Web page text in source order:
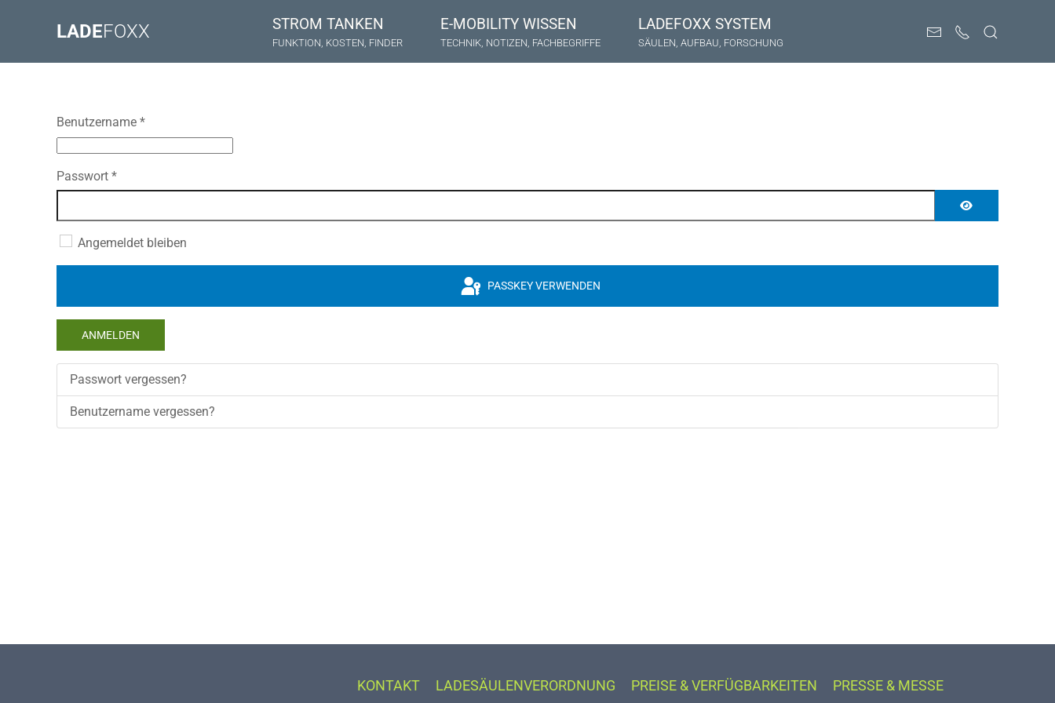
LADEFOXX STROM TANKEN
FUNKTION, KOSTEN, FINDER
E-MOBILITY WISSEN
TECHNIK, NOTIZEN, FACHBEGRIFFE
LADEFOXX SYSTEM
SÄULEN, AUFBAU, FORSCHUNG
Benutzername *
Passwort *
Angemeldet bleiben
PASSKEY VERWENDEN
ANMELDEN
Passwort vergessen?
Benutzername vergessen?
KONTAKT LADESÄULENVERORDNUNG PREISE & VERFÜGBARKEITEN PRESSE & MESSE